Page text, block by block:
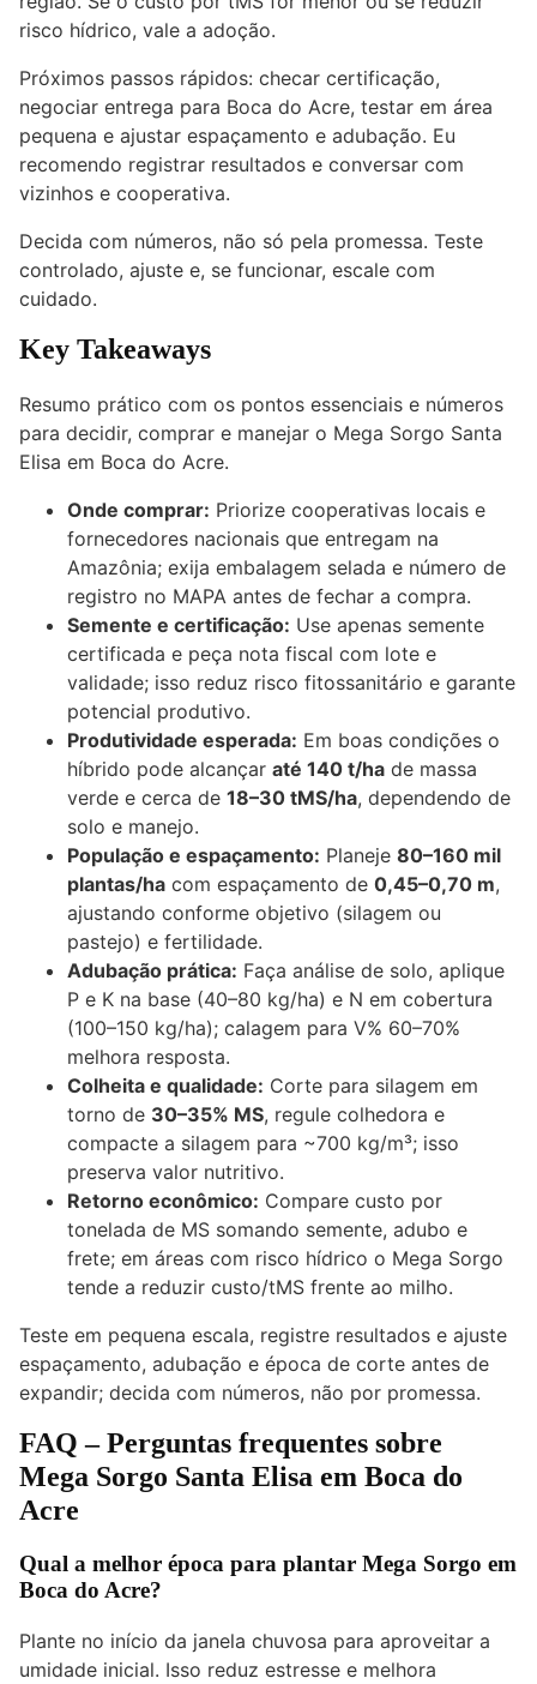
risco hídrico, vale a adoção.
Próximos passos rápidos: checar certificação,
negociar entrega para Boca do Acre, testar em área
pequena e ajustar espaçamento e adubação. Eu
recomendo registrar resultados e conversar com
vizinhos e cooperativa.
Decida com números, não só pela promessa. Teste
controlado, ajuste e, se funcionar, escale com
cuidado.
Key Takeaways
Resumo prático com os pontos essenciais e números
para decidir, comprar e manejar o Mega Sorgo Santa
Elisa em Boca do Acre.
Onde comprar: Priorize cooperativas locais e
fornecedores nacionais que entregam na
Amazônia; exija embalagem selada e número de
registro no MAPA antes de fechar a compra.
Semente e certificação: Use apenas semente
certificada e peça nota fiscal com lote e
validade; isso reduz risco fitossanitário e garante
potencial produtivo.
Produtividade esperada: Em boas condições o
híbrido pode alcançar até 140 t/ha de massa
verde e cerca de 18–30 tMS/ha, dependendo de
solo e manejo.
População e espaçamento: Planeje 80–160 mil
plantas/ha com espaçamento de 0,45–0,70 m,
ajustando conforme objetivo (silagem ou
pastejo) e fertilidade.
Adubação prática: Faça análise de solo, aplique
P e K na base (40–80 kg/ha) e N em cobertura
(100–150 kg/ha); calagem para V% 60–70%
melhora resposta.
Colheita e qualidade: Corte para silagem em
torno de 30–35% MS, regule colhedora e
compacte a silagem para ~700 kg/m³; isso
preserva valor nutritivo.
Retorno econômico: Compare custo por
tonelada de MS somando semente, adubo e
frete; em áreas com risco hídrico o Mega Sorgo
tende a reduzir custo/tMS frente ao milho.
Teste em pequena escala, registre resultados e ajuste
espaçamento, adubação e época de corte antes de
expandir; decida com números, não por promessa.
FAQ – Perguntas frequentes sobre
Mega Sorgo Santa Elisa em Boca do
Acre
Qual a melhor época para plantar Mega Sorgo em
Boca do Acre?
Plante no início da janela chuvosa para aproveitar a
umidade inicial. Isso reduz estresse e melhora